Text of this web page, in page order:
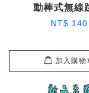
動棒式無線
NT$ 140
加入購物